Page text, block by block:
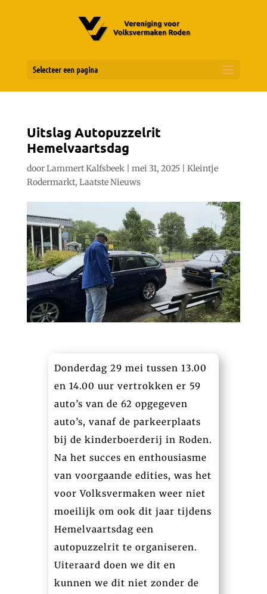
Selecteer een pagina
Uitslag Autopuzzelrit
Hemelvaartsdag
doorLammert Kalfsbeek| mei 31, 2025| Kleintje
Rodermarkt, Laatste Nieuws
Donderdag 29 mei tussen 13.00
en 14.00 uur vertrokken er 59
auto’s van de 62 opgegeven
auto’s, vanaf de parkeerplaats
bij de kinderboerderij in Roden.
Na het succes en enthousiasme
van voorgaande edities, was het
voor Volksvermaken weer niet
moeilijk om ook dit jaar tijdens
Hemelvaartsdag een
autopuzzelrit te organiseren.
Uiteraard doen we dit en
kunnen we dit niet zonder de